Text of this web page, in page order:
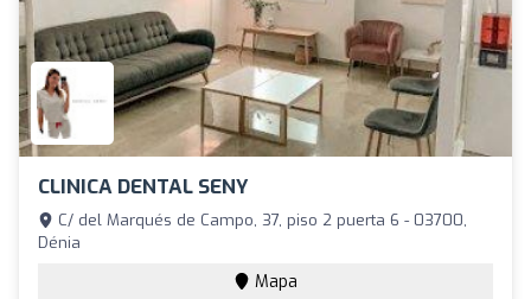
CLINICA DENTAL SENY
C/ del Marqués de Campo, 37, piso 2 puerta 6 - 03700,
Dénia
Mapa